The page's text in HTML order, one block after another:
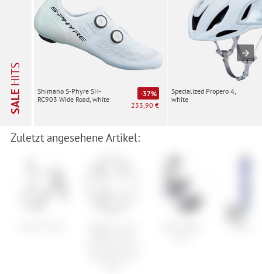
SALE
HITS
Shimano S-Phyre SH-
RC903 Wide Road, white
-37%
233,90 €
Specialized Propero 4,
white
Zuletzt angesehene Artikel: